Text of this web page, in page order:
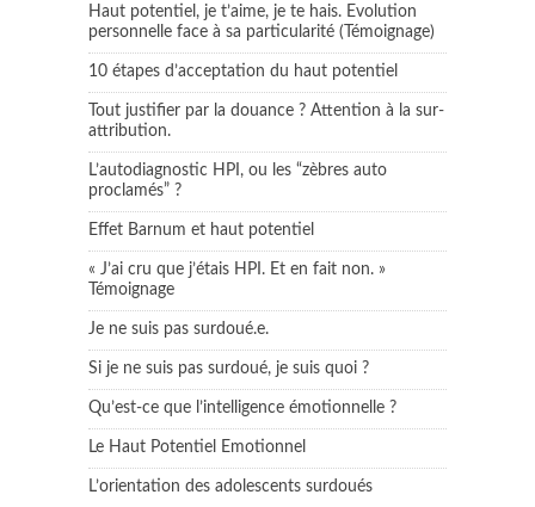
Haut potentiel, je t’aime, je te hais. Evolution
personnelle face à sa particularité (Témoignage)
10 étapes d’acceptation du haut potentiel
Tout justifier par la douance ? Attention à la sur-
attribution.
L’autodiagnostic HPI, ou les “zèbres auto
proclamés” ?
Effet Barnum et haut potentiel
« J’ai cru que j’étais HPI. Et en fait non. »
Témoignage
Je ne suis pas surdoué.e.
Si je ne suis pas surdoué, je suis quoi ?
Qu’est-ce que l’intelligence émotionnelle ?
Le Haut Potentiel Emotionnel
L’orientation des adolescents surdoués